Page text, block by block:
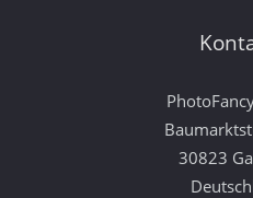
30823